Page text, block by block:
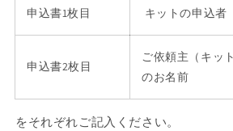
申込書1枚目 キットの申込者
申込書2枚目
ご依頼主（キッ
のお名前
をそれぞれご記入ください。